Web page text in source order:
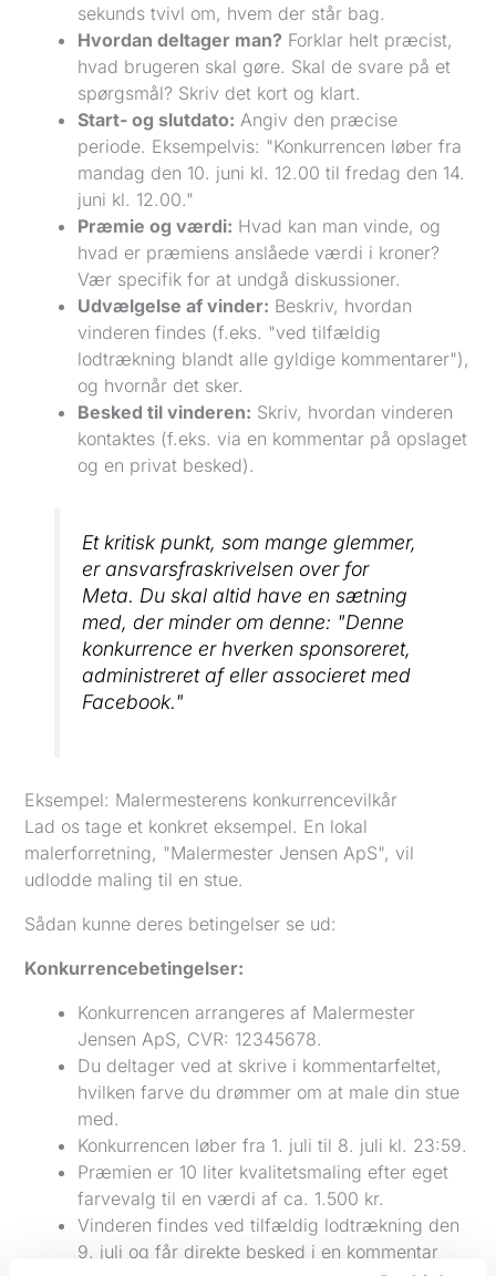
sekunds tvivl om, hvem der står bag.
Hvordan deltager man? Forklar helt præcist,
hvad brugeren skal gøre. Skal de svare på et
spørgsmål? Skriv det kort og klart.
Start- og slutdato: Angiv den præcise
periode. Eksempelvis: "Konkurrencen løber fra
mandag den 10. juni kl. 12.00 til fredag den 14.
juni kl. 12.00."
Præmie og værdi: Hvad kan man vinde, og
hvad er præmiens anslåede værdi i kroner?
Vær specifik for at undgå diskussioner.
Udvælgelse af vinder: Beskriv, hvordan
vinderen findes (f.eks. "ved tilfældig
lodtrækning blandt alle gyldige kommentarer"),
og hvornår det sker.
Besked til vinderen: Skriv, hvordan vinderen
kontaktes (f.eks. via en kommentar på opslaget
og en privat besked).
Et kritisk punkt, som mange glemmer,
er ansvarsfraskrivelsen over for
Meta. Du skal altid have en sætning
med, der minder om denne: "Denne
konkurrence er hverken sponsoreret,
administreret af eller associeret med
Facebook."
Eksempel: Malermesterens konkurrencevilkår
Lad os tage et konkret eksempel. En lokal
malerforretning, "Malermester Jensen ApS", vil
udlodde maling til en stue.
Sådan kunne deres betingelser se ud:
Konkurrencebetingelser:
Konkurrencen arrangeres af Malermester
Jensen ApS, CVR: 12345678.
Du deltager ved at skrive i kommentarfeltet,
hvilken farve du drømmer om at male din stue
med.
Konkurrencen løber fra 1. juli til 8. juli kl. 23:59.
Præmien er 10 liter kvalitetsmaling efter eget
farvevalg til en værdi af ca. 1.500 kr.
Vinderen findes ved tilfældig lodtrækning den
9. juli og får direkte besked i en kommentar